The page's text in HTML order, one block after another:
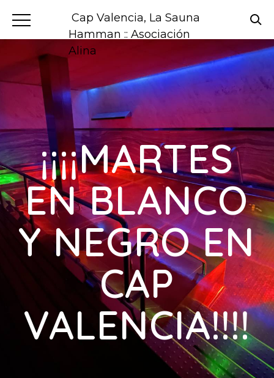
Cap Valencia, La Sauna
Hamman :: Asociación
Alina
¡¡¡¡MARTES
EN BLANCO
Y NEGRO EN
CAP
VALENCIA!!!!